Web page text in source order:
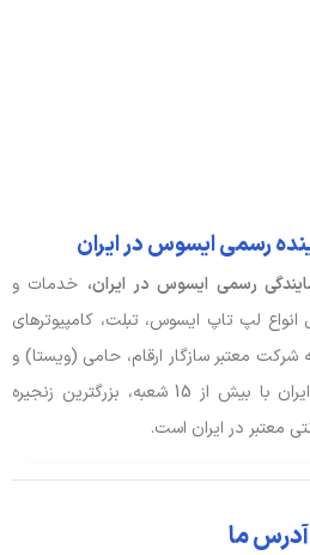
رسمی ایسوس در ایران
رسمی ایسوس در ایران، خدمات و
لپ تاپ ایسوس، تبلت، کامپیوترهای
شرکت معتبر سازگار ارقام، حامی (ویستا) و
آواژنگ ارائه می دهد. ایسوس ایران با بیش از 15 شعبه، بزرگترین زنجیره
معتبر در ایران است.
آدرس ما